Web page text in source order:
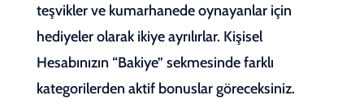
teşvikler ve kumarhanede oynayanlar için
hediyeler olarak ikiye ayrılırlar. Kişisel
Hesabınızın “Bakiye” sekmesinde farklı
kategorilerden aktif bonuslar göreceksiniz.